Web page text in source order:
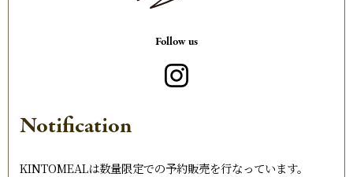
Follow us
Notification
KINTOMEALは数量限定での予約販売を行なっています。